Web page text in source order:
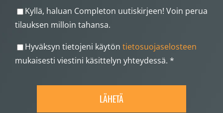
Kyllä, haluan Completon uutiskirjeen! Voin perua
tilauksen milloin tahansa.
Hyväksyn tietojeni käytön tietosuojaselosteen
mukaisesti viestini käsittelyn yhteydessä. *